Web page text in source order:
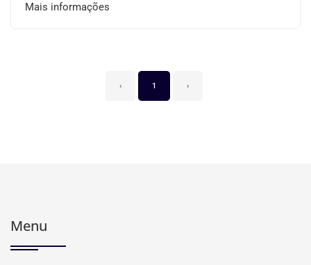
Mais informações
‹ 1 ›
Menu